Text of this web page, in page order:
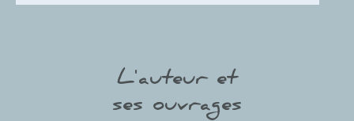
L'auteur et
ses ouvrages